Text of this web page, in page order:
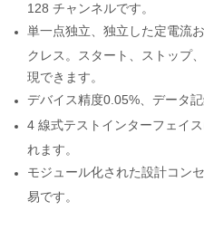
128 チャンネルです。
単一点独立、独立した定電流
クレス。スタート、ストップ
現できます。
デバイス精度0.05%、データ
4 線式テストインターフェイ
れます。
モジュール化された設計コン
易です。